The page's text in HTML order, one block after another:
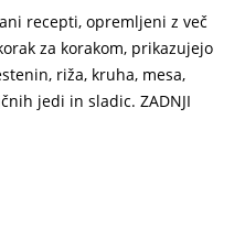
recepti, opremljeni z več
za korakom, prikazujejo
riža, kruha, mesa,
jedi in sladic. ZADNJI